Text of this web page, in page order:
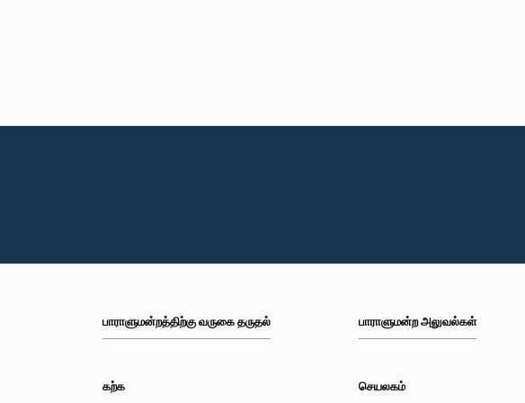
பாராளுமன்றத்திற்கு வருகை தருதல்
கற்க
பாராளுமன்ற அலுவல்கள்
செயலகம்